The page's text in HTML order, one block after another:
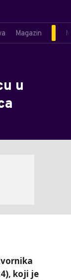
Magazin
u
koji je